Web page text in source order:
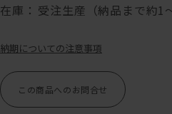
在庫： 受注生産（納品まで約1
納期についての注意事項
この商品へのお問合せ